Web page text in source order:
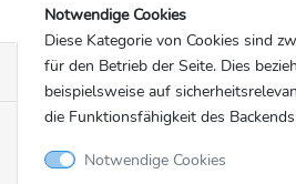
Notwendige Cookies
Diese Kategorie von Cookies sind
für den Betrieb der Seite. Dies
beispielsweise auf
die Funktionsfähigkeit des
Notwendige Cookies